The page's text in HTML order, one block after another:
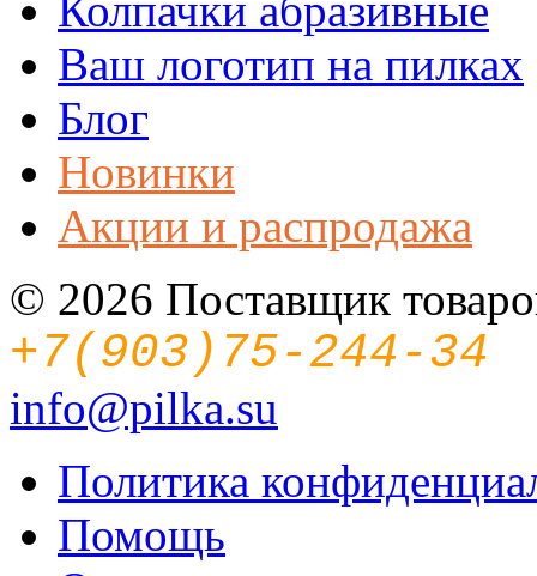
Ваш логотип на пилках
Блог
Новинки
Акции и распродажа
© 2026 Поставщик
+7(903)75-244-34
info@pilka.su
Политика
Помощь